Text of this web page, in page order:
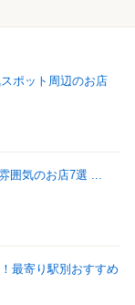
ポット周辺のお店
囲気のお店7選 ...
最寄り駅別おすすめ